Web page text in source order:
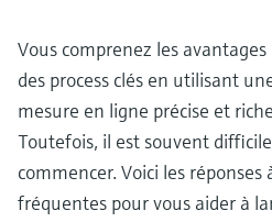
Vous comprenez les
des process clés en utilisant
mesure en ligne précise et
Toutefois, il est souvent
commencer. Voici les
fréquentes pour vous aider à